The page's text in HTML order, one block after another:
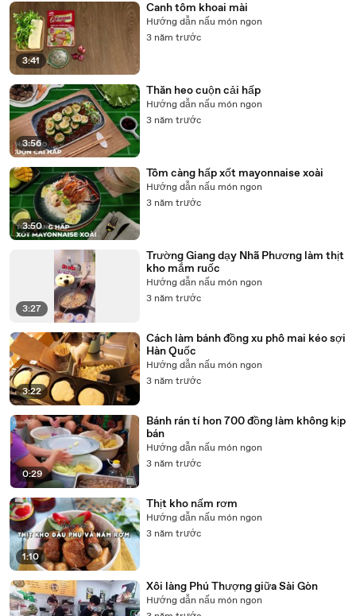
3:41
Canh tôm khoai mài
Hướng dẫn nấu món ngon
3 năm trước
3:56
Thăn heo cuộn cải hấp
Hướng dẫn nấu món ngon
3 năm trước
3:50
Tôm càng hấp xốt mayonnaise xoài
Hướng dẫn nấu món ngon
3 năm trước
3:27
Trường Giang dạy Nhã Phương làm thịt
kho mắm ruốc
Hướng dẫn nấu món ngon
3 năm trước
3:22
Cách làm bánh đồng xu phô mai kéo sợi
Hàn Quốc
Hướng dẫn nấu món ngon
3 năm trước
0:29
Bánh rán tí hon 700 đồng làm không kịp
bán
Hướng dẫn nấu món ngon
3 năm trước
1:10
Thịt kho nấm rơm
Hướng dẫn nấu món ngon
3 năm trước
Xôi làng Phú Thượng giữa Sài Gòn
Hướng dẫn nấu món ngon